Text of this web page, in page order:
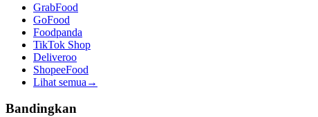
GrabFood
GoFood
Foodpanda
TikTok Shop
Deliveroo
ShopeeFood
Lihat semua →
Bandingkan